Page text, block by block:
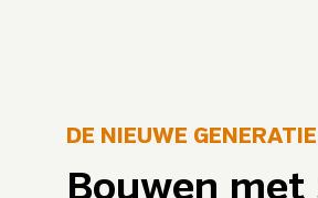
DE NIEUWE
Bouwen met